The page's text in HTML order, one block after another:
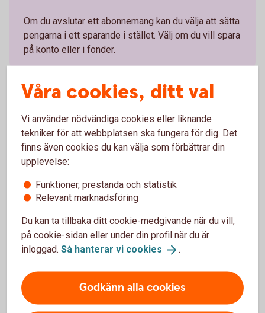
Om du avslutar ett abonnemang kan du välja att sätta
pengarna i ett sparande i stället. Välj om du vill spara
på konto eller i fonder.
Så hittar du Abonnemangshjälpen i
appen
Logga in i appen för privatpersoner och välj Du.
Under tjänster välj Abonnemangshjälpen och följ
Frågor och svar om
Abonnemangshjälpen
Våra cookies, ditt val
Vi använder nödvändiga cookies eller liknande
tekniker för att webbplatsen ska fungera för dig. Det
finns även cookies du kan välja som förbättrar din
upplevelse:
Funktioner, prestanda och statistik
Relevant marknadsföring
Du kan ta tillbaka ditt cookie-medgivande när du vill,
på cookie-sidan eller under din profil när du är
inloggad. Så hanterar vi cookies .
Godkänn alla cookies